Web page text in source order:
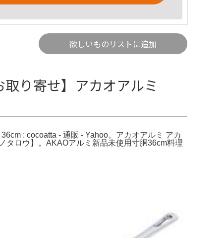
欲しいものリストに追加
り寄せ】アカオアルミ
: cocoatta - 通販 - Yahoo。アカオアルミ アカ
タロウ】。AKAOアルミ新品未使用寸胴36cm料理